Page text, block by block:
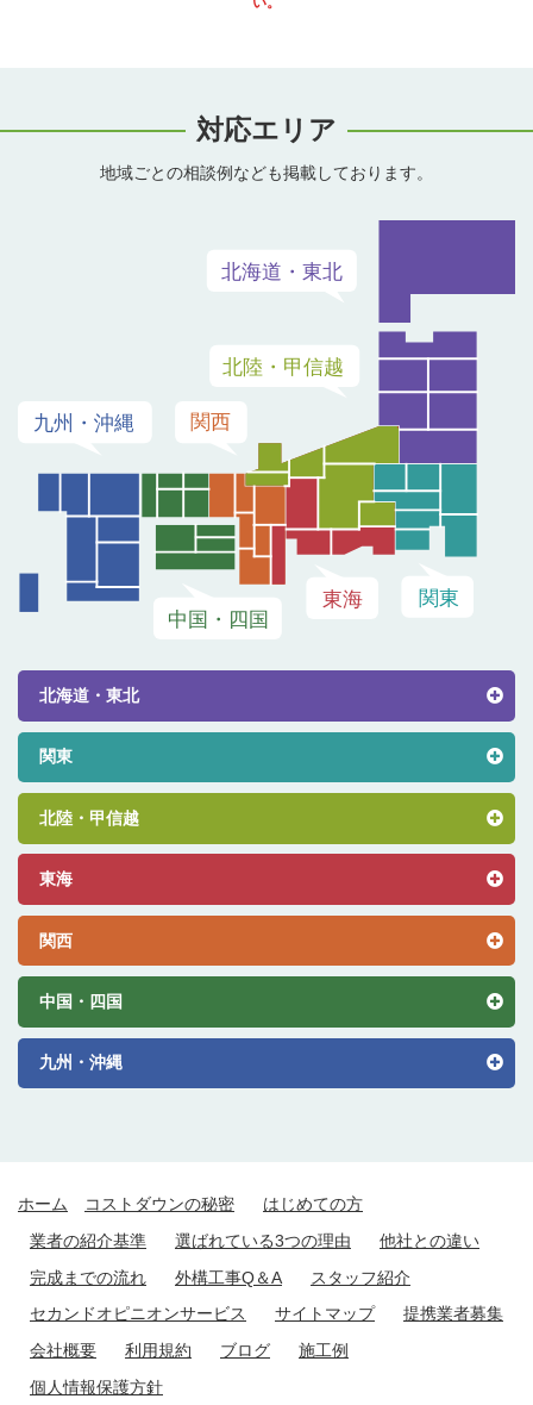
対応エリア
地域ごとの相談例なども掲載しております。
北海道・東北
関東
北陸・甲信越
東海
関西
中国・四国
九州・沖縄
ホーム コストダウンの秘密
はじめての方
業者の紹介基準
選ばれている3つの理由
他社との違い
完成までの流れ
外構工事Q＆A
スタッフ紹介
セカンドオピニオンサービス
サイトマップ
提携業者募集
会社概要
利用規約 ブログ
施工例
個人情報保護方針